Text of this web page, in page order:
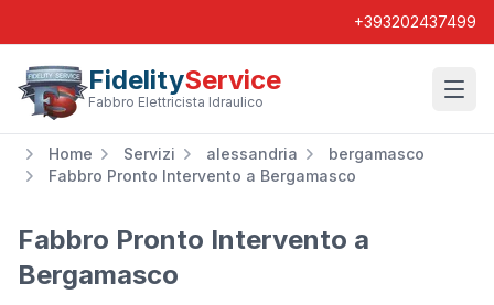
+393202437499
FidelityService
Fabbro Elettricista Idraulico
Home Servizi alessandria
bergamasco
Fabbro Pronto Intervento a Bergamasco
Fabbro Pronto Intervento a
Bergamasco